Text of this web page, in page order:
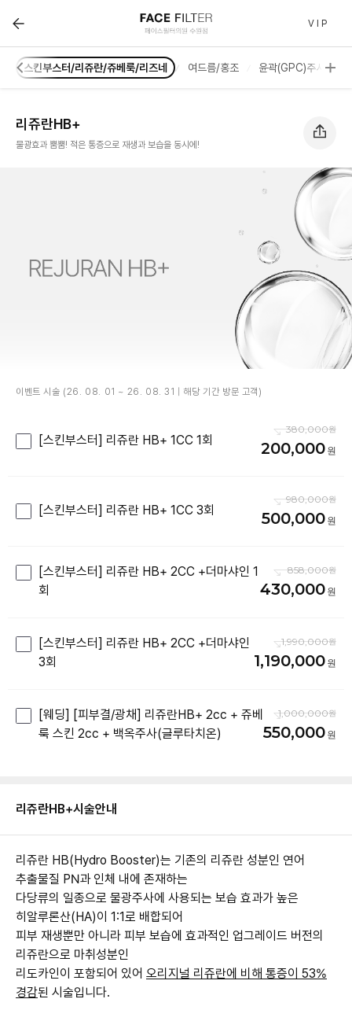
리쥬란HB+ :: 페이스필터 수원점 | 호매실 수원 피부과(진
V I P
스킨부스터/리쥬란/쥬베룩/리즈네 여드름/홍조 윤곽(GPC)주사
리쥬란HB+
물광효과 뿜뿜! 적은 통증으로 재생과 보습을 동시에!
리쥬란HB+시술안내
리쥬란 HB(Hydro Booster)는 기존의 리쥬란 성분인 연어
추출물질 PN과 인체 내에 존재하는
다당류의 일종으로 물광주사에 사용되는 보습 효과가 높은
히알루론산(HA)이 1:1로 배합되어
피부 재생뿐만 아니라 피부 보습에 효과적인 업그레이드 버전의
리쥬란으로 마취성분인
리도카인이 포함되어 있어 오리지널 리쥬란에 비해 통증이 53%
경감된 시술입니다.
이벤트 시술 (26. 08. 01 ~ 26. 08. 31 | 해당 기간 방문 고객)
[스킨부스터] 리쥬란 HB+ 1CC 1회
380,000
200,000
[스킨부스터] 리쥬란 HB+ 1CC 3회
980,000
500,000
[스킨부스터] 리쥬란 HB+ 2CC +더마샤인 1
회
858,000
430,000
[스킨부스터] 리쥬란 HB+ 2CC +더마샤인
3회
1,990,000
1,190,000
[웨딩] [피부결/광채] 리쥬란HB+ 2cc + 쥬베
룩 스킨 2cc + 백옥주사(글루타치온)
1,000,000
550,000